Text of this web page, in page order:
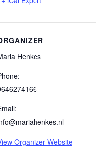
Henkes
Organizer Website